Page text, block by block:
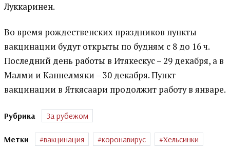
Луккаринен.
Во время рождественских праздников пункты
вакцинации будут открыты по будням с 8 до 16 ч.
Последний день работы в Итякескус – 29 декабря, а в
Малми и Каннелмяки – 30 декабря. Пункт
вакцинации в Яткясаари продолжит работу в январе.
Рубрика За рубежом
Метки вакцинация коронавирус Хельсинки